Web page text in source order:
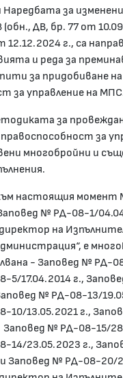
за
ДВ, бр. 77 от
12.12.2024 г., са
и реда за
за придобиване на
за управление на
за
за
многобройни и
настоящия момент
№ РД-08-1/
на
е
- Заповед № РД-
5/17.04.2014 г.,
№ РД-08-13/
10/13.05.2021 г.,
Заповед № РД-08-15/
14/23.05.2023 г.,
Заповед № РД-08-20/